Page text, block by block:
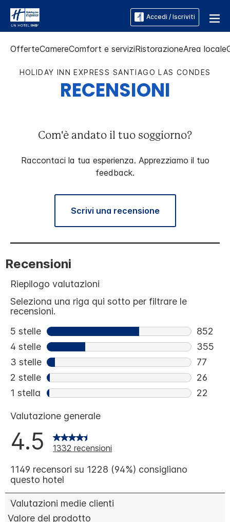
Accedi / Iscriviti
OfferteCamereComfort e serviziRistorazioneArea locale
HOLIDAY INN EXPRESS SANTIAGO LAS CONDES
RECENSIONI
Com'è andato il tuo soggiorno?
Raccontaci la tua esperienza. Apprezziamo il tuo
feedback.
Scrivi una recensione